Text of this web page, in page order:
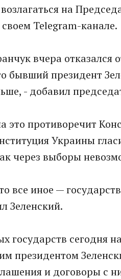
на
Telegram-канале.
вчера отказался
бывший президент
- добавил
противоречит
Украины
через выборы
все иное —
Зеленский.
государств сегодня
президентом
и договоры с